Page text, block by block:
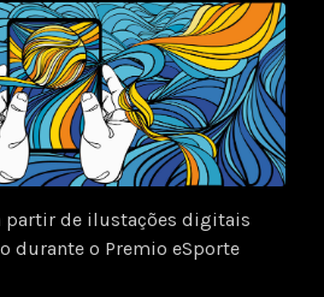
partir de ilustações digitais
durante o Premio eSporte